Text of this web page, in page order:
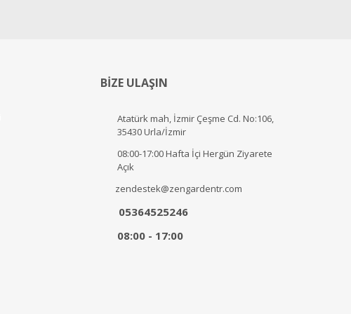
BİZE ULAŞIN
Atatürk mah, İzmir Çeşme Cd. No:106,
35430 Urla/İzmir
08:00-17:00 Hafta İçi Hergün Ziyarete
Açık
zendestek@zengardentr.com
05364525246
08:00 - 17:00